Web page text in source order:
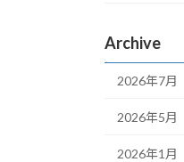
Archive
2026年7月
2026年5月
2026年1月